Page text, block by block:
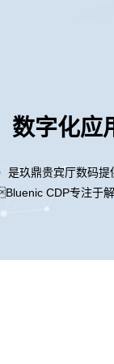
数字化应
是玖鼎贵宾厅数
CDP专注